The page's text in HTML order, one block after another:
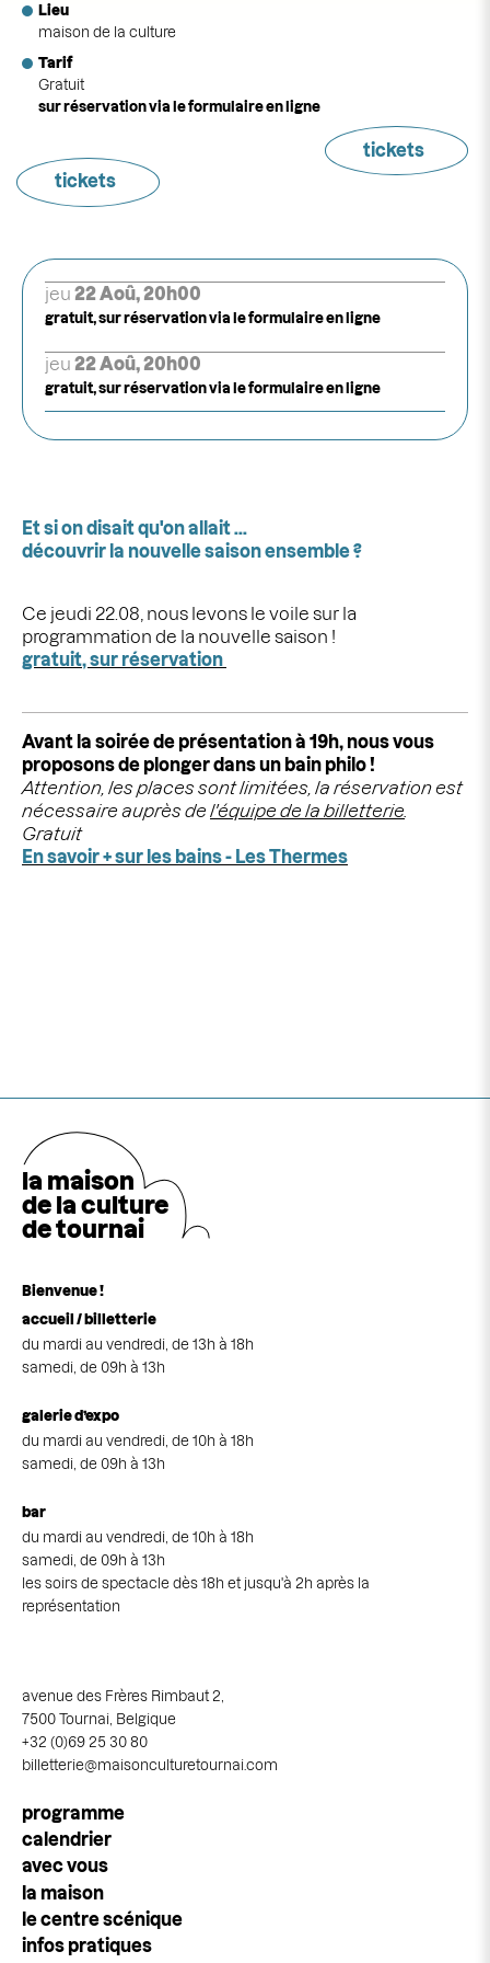
tickets
Lieu
maison de la culture
Tarif
Gratuit
sur réservation via le formulaire en ligne
tickets
Et si on disait qu'on allait ...
découvrir la nouvelle saison ensemble ?
Ce jeudi 22.08, nous levons le voile sur la
programmation de la nouvelle saison !
gratuit, sur réservation
Avant la soirée de présentation à 19h, nous vous
proposons de plonger dans un bain philo !
Attention, les places sont limitées, la réservation est
nécessaire auprès de l'équipe de la billetterie
Gratuit
En savoir + sur les bains - Les Thermes
jeu 22 Aoû, 20h00
gratuit, sur réservation via le formulaire en ligne
jeu 22 Aoû, 20h00
gratuit, sur réservation via le formulaire en ligne
la maison
de la culture
de tournai
Bienvenue !
accueil / billetterie
du mardi au vendredi, de 13h à 18h
samedi, de 09h à 13h
galerie d’expo
du mardi au vendredi, de 10h à 18h
samedi, de 09h à 13h
bar
du mardi au vendredi, de 10h à 18h
samedi, de 09h à 13h
les soirs de spectacle dès 18h et jusqu'à 2h après la
représentation
avenue des Frères Rimbaut 2,
7500 Tournai, Belgique
+32 (0)69 25 30 80
billetterie@maisonculturetournai.com
Navigation
principale
programme
calendrier
avec vous
la maison
le centre scénique
infos pratiques